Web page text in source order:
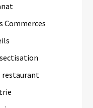
Commerces
restaurant